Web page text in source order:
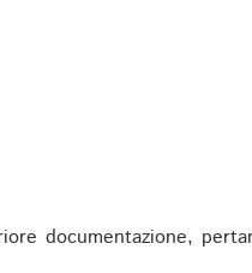
documentazione,